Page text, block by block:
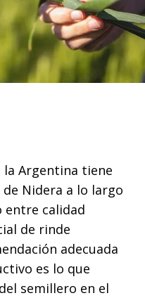
la Argentina tiene
Nidera a lo largo
entre calidad
de rinde
adecuada
es lo que
semillero en el